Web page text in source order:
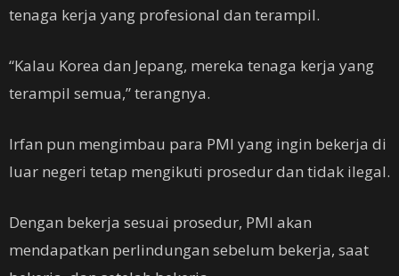
tenaga kerja yang profesional dan terampil.
“Kalau Korea dan Jepang, mereka tenaga kerja yang
terampil semua,” terangnya.
Irfan pun mengimbau para PMI yang ingin bekerja di
luar negeri tetap mengikuti prosedur dan tidak ilegal.
Dengan bekerja sesuai prosedur, PMI akan
mendapatkan perlindungan sebelum bekerja, saat